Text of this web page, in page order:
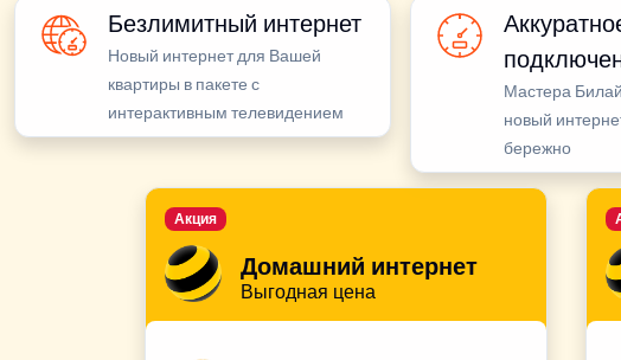
Безлимитный интернет
Новый интернет для Вашей
квартиры в пакете с
интерактивным телевидением
Мастера
новый
бережно
Домашний интернет
Выгодная цена
Акция